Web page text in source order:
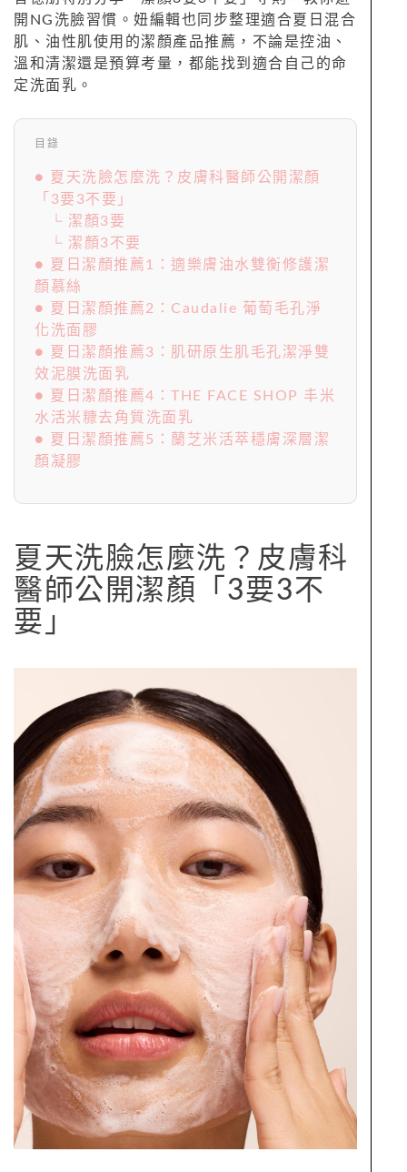
開NG洗臉習慣。妞編輯也同步整理適合夏日混合
肌、油性肌使用的潔顏產品推薦，不論是控油、
溫和清潔還是預算考量，都能找到適合自己的命
定洗面乳。
目錄
● 夏天洗臉怎麼洗？皮膚科醫師公開潔顏
「3要3不要」
└ 潔顏3要
└ 潔顏3不要
● 夏日潔顏推薦1：適樂膚油水雙衡修護潔
顏慕絲
● 夏日潔顏推薦2：Caudalie 葡萄毛孔淨
化洗面膠
● 夏日潔顏推薦3：肌研原生肌毛孔潔淨雙
效泥膜洗面乳
● 夏日潔顏推薦4：THE FACE SHOP 丰米
水活米糠去角質洗面乳
● 夏日潔顏推薦5：蘭芝米活萃穩膚深層潔
顏凝膠
夏天洗臉怎麼洗？皮膚科
醫師公開潔顏「3要3不
要」